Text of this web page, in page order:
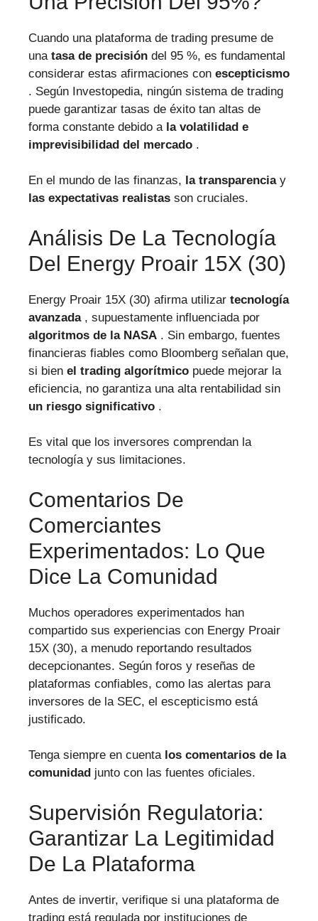
Cuando una plataforma de trading presume de
una tasa de precisión del 95 %, es fundamental
considerar estas afirmaciones con escepticismo
. Según Investopedia, ningún sistema de trading
puede garantizar tasas de éxito tan altas de
forma constante debido a la volatilidad e
imprevisibilidad del mercado .
En el mundo de las finanzas, la transparenciay
las expectativas realistas son cruciales.
Análisis De La Tecnología
Del Energy Proair 15X (30)
Energy Proair 15X (30) afirma utilizar tecnología
avanzada, supuestamente influenciada por
algoritmos de la NASA . Sin embargo, fuentes
financieras fiables como Bloomberg señalan que,
si bien el trading algorítmico puede mejorar la
eficiencia, no garantiza una alta rentabilidad sin
un riesgo significativo .
Es vital que los inversores comprendan la
tecnología y sus limitaciones.
Comentarios De
Comerciantes
Experimentados: Lo Que
Dice La Comunidad
Muchos operadores experimentados han
compartido sus experiencias con Energy Proair
15X (30), a menudo reportando resultados
decepcionantes. Según foros y reseñas de
plataformas confiables, como las alertas para
inversores de la SEC, el escepticismo está
justificado.
Tenga siempre en cuenta los comentarios de la
comunidad junto con las fuentes oficiales.
Supervisión Regulatoria:
Garantizar La Legitimidad
De La Plataforma
Antes de invertir, verifique si una plataforma de
trading está regulada por instituciones de